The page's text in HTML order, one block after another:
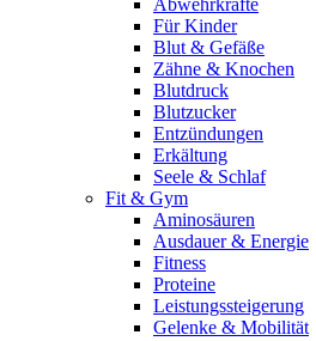
Abwehrkräfte
Für Kinder
Blut & Gefäße
Zähne & Knochen
Blutdruck
Blutzucker
Entzündungen
Erkältung
Seele & Schlaf
Fit & Gym
Aminosäuren
Ausdauer & Energie
Fitness
Proteine
Leistungssteigerung
Gelenke & Mobilität